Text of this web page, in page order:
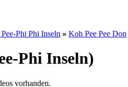
Phi Phi Inseln » Koh Pee Pee Don
Phi Inseln)
vorhanden.